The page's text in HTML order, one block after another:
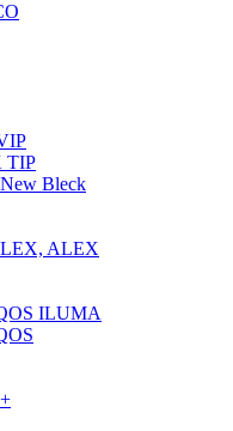
TIP
Bleck
ALEX
ILUMA